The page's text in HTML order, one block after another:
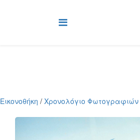
Εικονοθήκη / Χρονολόγιο Φωτογραφιών